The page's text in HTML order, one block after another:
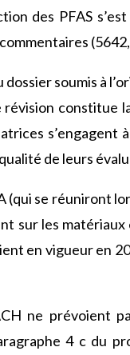
des PFAS
soumis à
constitue
s’engagent
de leurs
(qui se réuniront
sur les
en vigueur en
ne prévoient
4 c du